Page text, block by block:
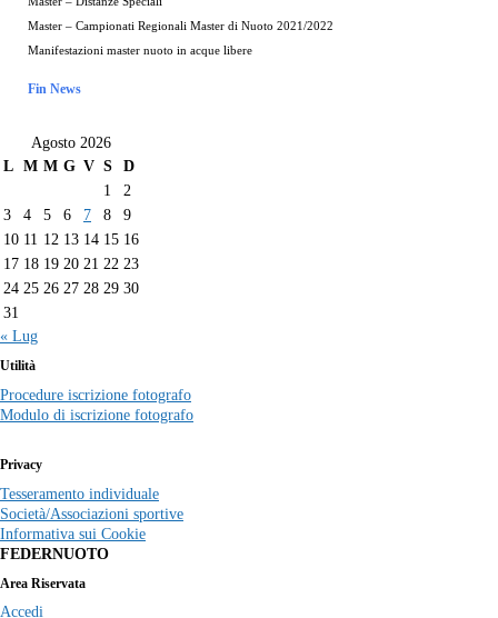
Master – Campionati Regionali Master di Nuoto 2021/2022
Manifestazioni master nuoto in acque libere
Fin News
Agosto 2026
L M M G V S
D
1
2
3
4 5 6 7 8
9
10 11 12 13 14 15 16
17 18 19 20 21 22 23
24 25 26 27 28 29 30
31
« Lug
Utilità
Procedure iscrizione fotografo
Modulo di iscrizione fotografo
Privacy
Tesseramento individuale
Società/Associazioni sportive
Informativa sui Cookie
FEDERNUOTO
Area Riservata
Accedi